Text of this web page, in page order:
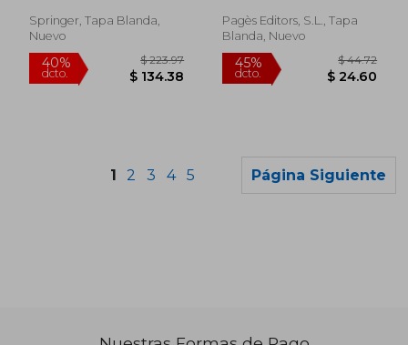
Technologies and
Best Practices for
Sustainability (en
Inglés)
Mohamed
Springer, Tapa Blanda,
Nuevo
Pagès Editors, S.L., Tapa
Blanda, Nuevo
1 2 3 4 5 Página Siguiente